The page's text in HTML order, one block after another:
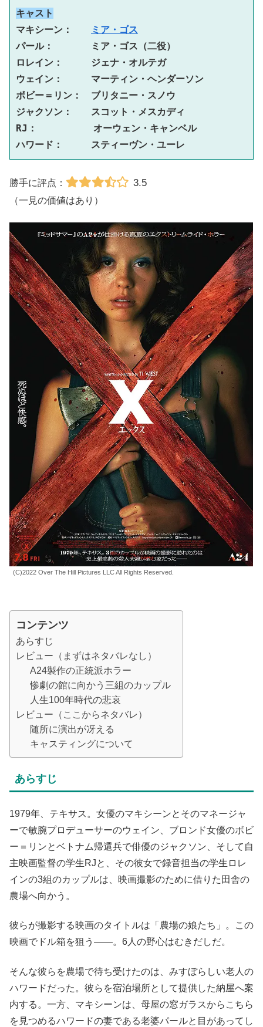
キャスト
マキシーン：
ミア・ゴス
パール：　　　　ミア・ゴス（二役）
ロレイン：　　　ジェナ・オルテガ
ウェイン：　　　マーティン・ヘンダーソン
ボビー＝リン：　ブリタニー・スノウ
ジャクソン：　　スコット・メスカディ
RJ：　　　　　　オーウェン・キャンベル
ハワード：　　　スティーヴン・ユーレ
勝手に評点： 3.5
（一見の価値はあり）
(C)2022 Over The Hill Pictures LLC All Rights Reserved.
コンテンツ
あらすじ
レビュー（まずはネタバレなし）
A24製作の正統派ホラー
惨劇の館に向かう三組のカップル
人生100年時代の悲哀
レビュー（ここからネタバレ）
随所に演出が冴える
キャスティングについて
あらすじ
1979年、テキサス。女優のマキシーンとそのマネージャ
ーで敏腕プロデューサーのウェイン、ブロンド女優のボビ
ー＝リンとベトナム帰還兵で俳優のジャクソン、そして自
主映画監督の学生RJと、その彼女で録音担当の学生ロレ
インの3組のカップルは、映画撮影のために借りた田舎の
農場へ向かう。
彼らが撮影する映画のタイトルは「農場の娘たち」。この
映画でドル箱を狙う――。6人の野心はむきだしだ。
そんな彼らを農場で待ち受けたのは、みすぼらしい老人の
ハワードだった。彼らを宿泊場所として提供した納屋へ案
内する。一方、マキシーンは、母屋の窓ガラスからこちら
を見つめるハワードの妻である老婆パールと目があってし